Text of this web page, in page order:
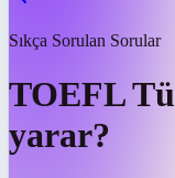
Sıkça Sorulan Sorular
TOEFL
yarar?